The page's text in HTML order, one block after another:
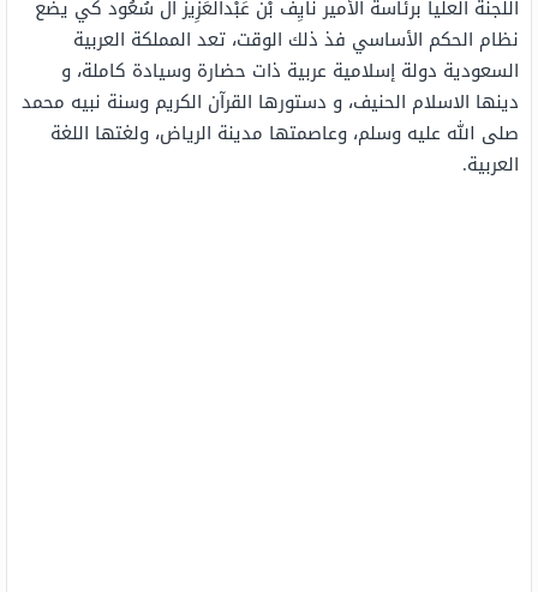
اللجنة العليا برئاسة الأمير نايِف بْن عَبْدالعَزِيز آل سُعُود كي يضع
نظام الحكم الأساسي فذ ذلك الوقت، تعد المملكة العربية
السعودية دولة إسلامية عربية ذات حضارة وسيادة كاملة، و
دينها الاسلام الحنيف، و دستورها القرآن الكريم وسنة نبيه محمد
صلى الله عليه وسلم، وعاصمتها مدينة الرياض، ولغتها اللغة
العربية.